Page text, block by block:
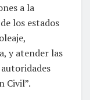
a la
los estados
y atender las
Civil”.